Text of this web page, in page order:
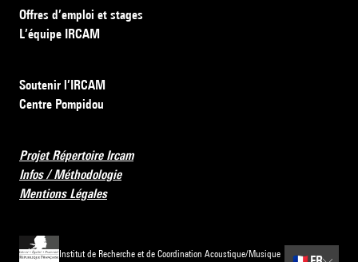
Offres d’emploi et stages
L’équipe IRCAM
Soutenir l’IRCAM
Centre Pompidou
Projet Répertoire Ircam
Infos / Méthodologie
Mentions Légales
Institut de Recherche et de Coordination Acoustique/Musique